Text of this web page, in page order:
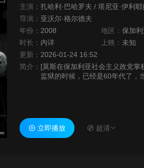
主演： 扎哈利·巴哈罗夫 / 塔尼亚·伊利耶
导演： 亚沃尔·格尔德夫
年份： 2008 地区：保加利
时长： 内详 上映： 未知
更新： 2026-01-24 16:52
简介： [莫斯在保加利亚社会主义政党
监狱的时候，已经是60年代了，
立即播放 超清